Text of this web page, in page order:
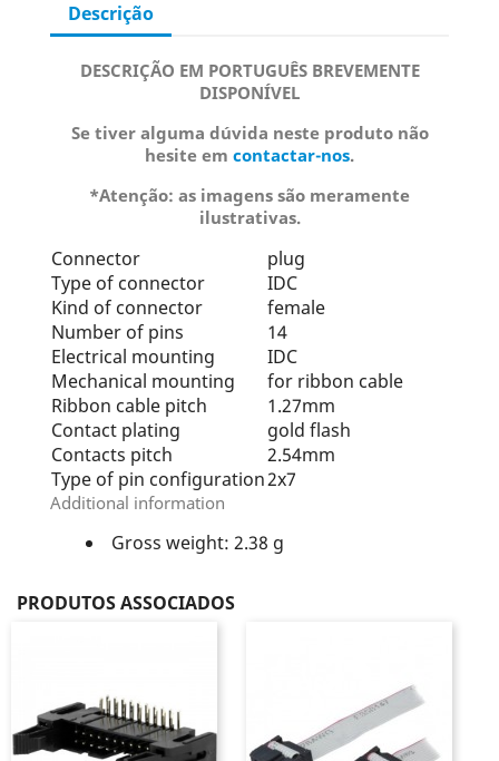
Descrição
DESCRIÇÃO EM PORTUGUÊS BREVEMENTE
DISPONÍVEL
Se tiver alguma dúvida neste produto não
hesite em contactar-nos.
*Atenção: as imagens são meramente
ilustrativas.
Connector
plug
Type of connector
IDC
Kind of connector
female
Number of pins
14
Electrical mounting
IDC
Mechanical mounting
for ribbon cable
Ribbon cable pitch
1.27mm
Contact plating
gold flash
Contacts pitch
2.54mm
Type of pin configuration2x7
Additional information
Gross weight: 2.38 g
PRODUTOS ASSOCIADOS